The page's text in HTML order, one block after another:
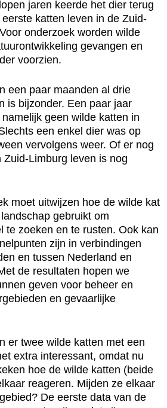
jaren keerde het dier terug
katten leven in de Zuid-
onderzoek worden wilde
gevangen en
voorzien.
een paar maanden al drie
is bijzonder. Een paar jaar
geen wilde katten in
een enkel dier was op
vervolgens weer. Of er nog
Zuid-Limburg leven is nog
moet uitwijzen hoe de wilde kat
gebruikt om
te zoeken en te rusten. Ook kan
zijn in verbindingen
en tussen Nederland en
de resultaten hopen we
geven voor beheer en
en gevaarlijke
er twee wilde katten met een
extra interessant, omdat nu
hoe de wilde katten (beide
reageren. Mijden ze elkaar
De eerste data van de